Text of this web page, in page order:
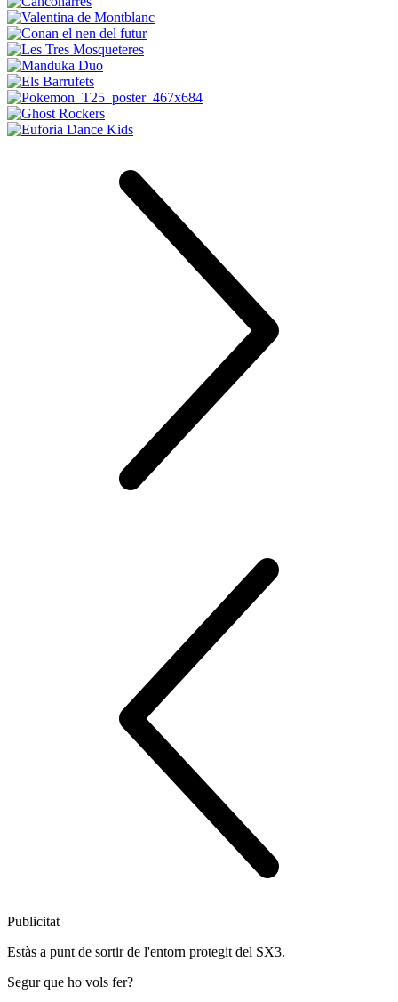
Publicitat
Estàs a punt de sortir de l'entorn protegit del SX3.
Segur que ho vols fer?